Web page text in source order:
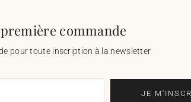
commande
pour toute inscription à la newsletter
JE